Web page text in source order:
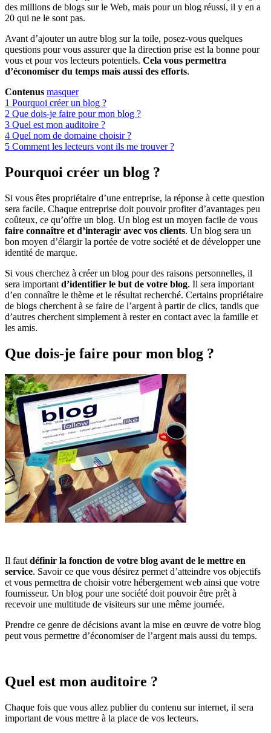
des millions de blogs sur le Web, mais pour un blog réussi, il y en a
20 qui ne le sont pas.
Avant d’ajouter un autre blog sur la toile, posez-vous quelques
questions pour vous assurer que la direction prise est la bonne pour
vous et pour vos lecteurs potentiels. Cela vous permettra
d’économiser du temps mais aussi des efforts.
Contenus masquer
1 Pourquoi créer un blog ?
2 Que dois-je faire pour mon blog ?
3 Quel est mon auditoire ?
4 Quel nom de domaine choisir ?
5 Comment les lecteurs vont ils me trouver ?
Pourquoi créer un blog ?
Si vous êtes propriétaire d’une entreprise, la réponse à cette question
sera facile. Chaque entreprise doit pouvoir profiter d’avantages peu
coûteux, ce qu’offre un blog. Un blog est un moyen facile de vous
faire connaître et d’interagir avec vos clients. Un blog sera un
bon moyen d’élargir la portée de votre société et de développer une
identité de marque.
Si vous cherchez à créer un blog pour des raisons personnelles, il
sera important d’identifier le but de votre blog. Il sera important
d’en connaître le thème et le résultat recherché. Certains propriétaire
de blogs cherchent à se faire de l’argent à partir de clics, tandis que
d’autres cherchent simplement à rester en contact avec la famille et
les amis.
Que dois-je faire pour mon blog ?
Il faut définir la fonction de votre blog avant de le mettre en
service. Savoir ce que vous désirez permet d’atteindre vos objectifs
et vous permettra de choisir votre hébergement web ainsi que votre
fournisseur. Un blog pour une société doit pouvoir être prêt à
recevoir une multitude de visiteurs sur une même journée.
Prendre ce genre de décisions avant la mise en œuvre de votre blog
peut vous permettre d’économiser de l’argent mais aussi du temps.
Quel est mon auditoire ?
Chaque fois que vous allez publier du contenu sur internet, il sera
important de vous mettre à la place de vos lecteurs.